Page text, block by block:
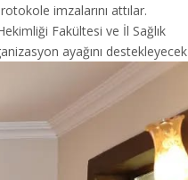
imzalarını attılar.
Fakültesi ve İl Sağlık
ayağını destekleyecek